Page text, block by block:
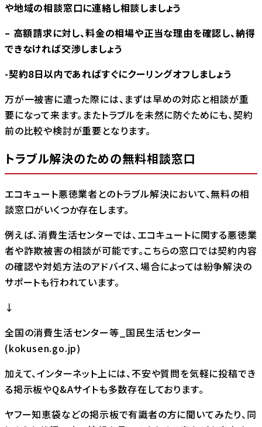
や地域の相談窓口に連絡し相談しましょう
– 高額請求に対し、料金の相場や正当な理由を確認し、納得
できなければ交渉しましょう
-契約8日以内であればすぐにクーリングオフしましょう
万が一被害に遭った際には、まずは早めの対応と相談が重
要になって来ます。またトラブルを未然に防ぐためにも、契約
前の比較や検討が重要となります。
トラブル解決のための無料相談窓口
エコキュート悪徳業者とのトラブル解決において、無料の相
談窓口がいくつか存在します。
例えば、消費生活センターでは、エコキュートに関する悪徳業
者や詐欺被害の相談が可能です。こちらの窓口では契約内容
の確認や対処方法のアドバイス、場合によっては紛争解決の
サポートも行われています。
↓
全国の消費生活センター等_国民生活センター
(kokusen.go.jp)
加えて、インターネット上には、不安や質問を気軽に投稿でき
る掲示板やQ&Aサイトも多数存在しております。
ヤフー知恵袋などの掲示板で有識者の方に聞いてみたり、同